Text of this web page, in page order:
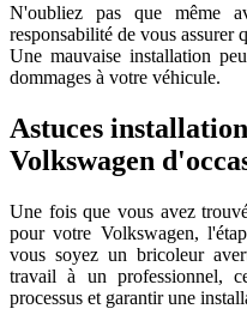
N'oubliez pas que même
responsabilité de vous assurer
Une mauvaise installation
dommages à votre véhicule.
Astuces
Volkswagen
Une fois que vous avez
pour votre Volkswagen,
vous soyez un bricoleur
travail à un professionnel,
processus et garantir une